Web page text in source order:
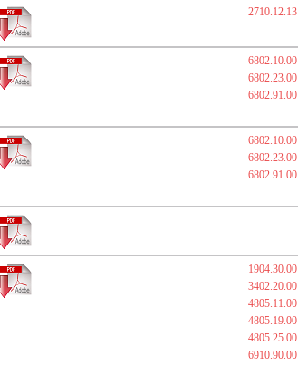
2710.12.13
6802.10.00
6802.23.00
6802.91.00
6802.10.00
6802.23.00
6802.91.00
1904.30.00
3402.20.00
4805.11.00
4805.19.00
4805.25.00
6910.90.00